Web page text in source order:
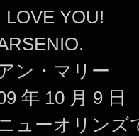
LOVE YOU!
ン・マリー
年 10 月 9 日
ューオリンズ